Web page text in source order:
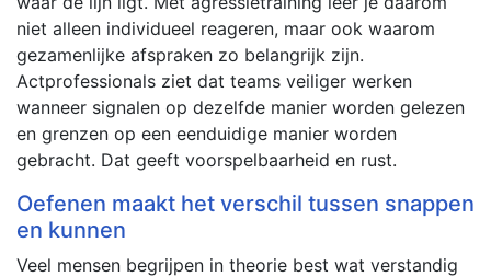
niet alleen individueel reageren, maar ook waarom
gezamenlijke afspraken zo belangrijk zijn.
Actprofessionals ziet dat teams veiliger werken
wanneer signalen op dezelfde manier worden gelezen
en grenzen op een eenduidige manier worden
gebracht. Dat geeft voorspelbaarheid en rust.
Oefenen maakt het verschil tussen snappen
en kunnen
Veel mensen begrijpen in theorie best wat verstandig